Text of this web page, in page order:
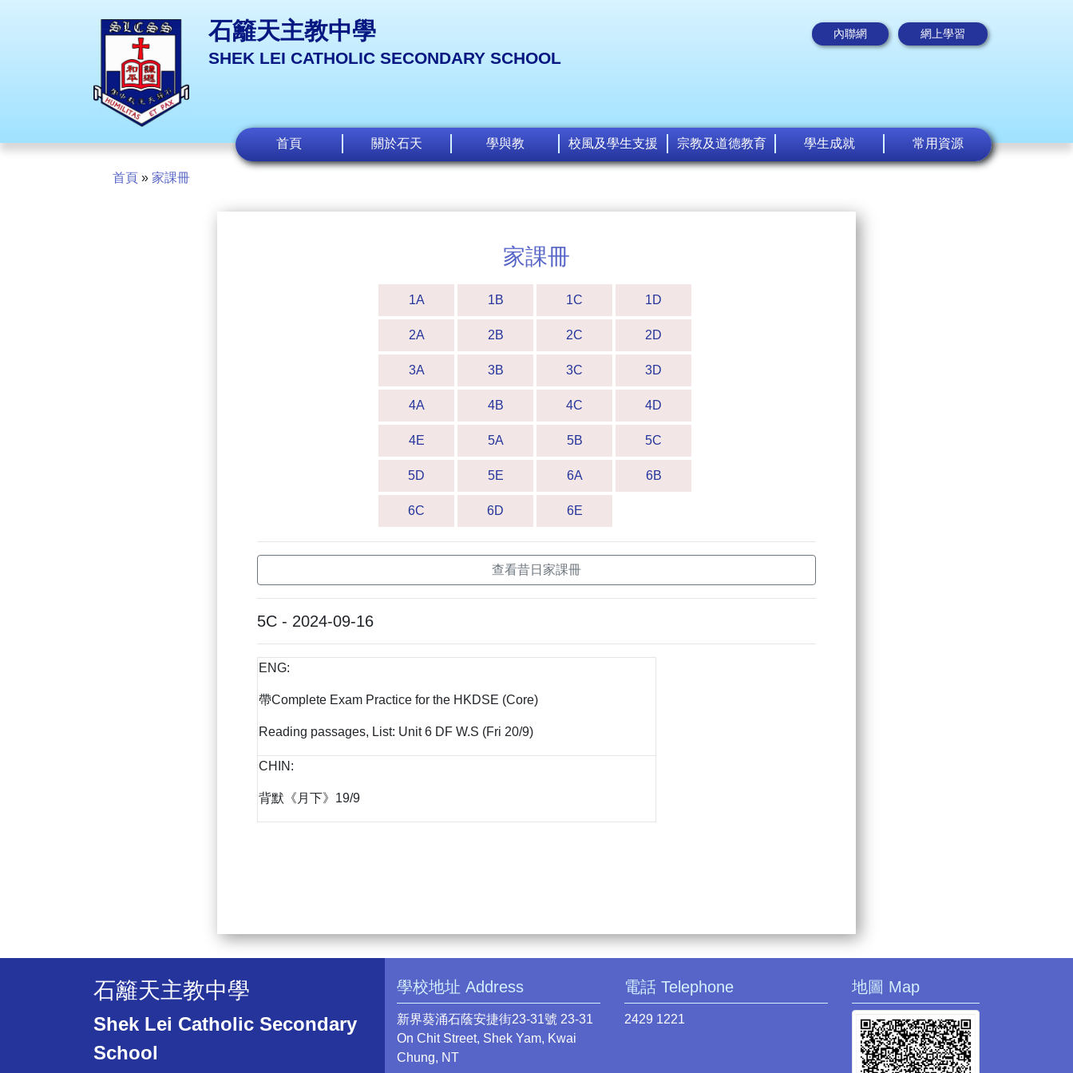
石籬天主教中學
SHEK LEI CATHOLIC SECONDARY SCHOOL
內聯網 網上學習
首頁 關於石天 學與教 校風及學生支援 宗教及道德教育 學生成就 常用資源
首頁 » 家課冊
家課冊
1A 1B 1C 1D
2A 2B 2C 2D
3A 3B 3C 3D
4A 4B 4C 4D
4E 5A 5B 5C
5D 5E 6A 6B
6C 6D 6E
查看昔日家課冊
5C - 2024-09-16
ENG:
帶Complete Exam Practice for the HKDSE (Core)
Reading passages, List: Unit 6 DF W.S (Fri 20/9)
CHIN:
背默《月下》19/9
石籬天主教中學
Shek Lei Catholic Secondary
School
學校地址 Address
新界葵涌石蔭安捷街23-31號 23-31
On Chit Street, Shek Yam, Kwai
Chung, NT
電話 Telephone
2429 1221
地圖 Map